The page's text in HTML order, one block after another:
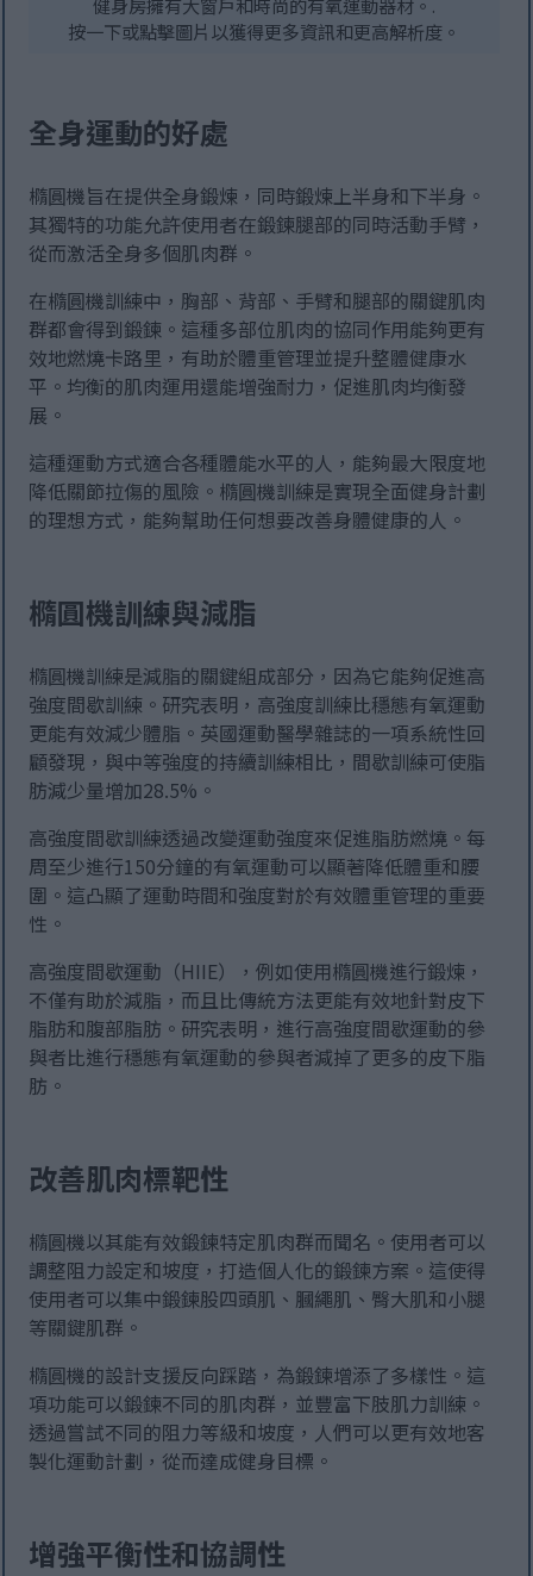
按一下或點擊圖片以獲得更多資訊和更高解析度。
全身運動的好處
橢圓機旨在提供全身鍛煉，同時鍛煉上半身和下半身。
其獨特的功能允許使用者在鍛鍊腿部的同時活動手臂，
從而激活全身多個肌肉群。
在橢圓機訓練中，胸部、背部、手臂和腿部的關鍵肌肉
群都會得到鍛鍊。這種多部位肌肉的協同作用能夠更有
效地燃燒卡路里，有助於體重管理並提升整體健康水
平。均衡的肌肉運用還能增強耐力，促進肌肉均衡發
展。
這種運動方式適合各種體能水平的人，能夠最大限度地
降低關節拉傷的風險。橢圓機訓練是實現全面健身計劃
的理想方式，能夠幫助任何想要改善身體健康的人。
橢圓機訓練與減脂
橢圓機訓練是減脂的關鍵組成部分，因為它能夠促進高
強度間歇訓練。研究表明，高強度訓練比穩態有氧運動
更能有效減少體脂。英國運動醫學雜誌的一項系統性回
顧發現，與中等強度的持續訓練相比，間歇訓練可使脂
肪減少量增加28.5%。
高強度間歇訓練透過改變運動強度來促進脂肪燃燒。每
周至少進行150分鐘的有氧運動可以顯著降低體重和腰
圍。這凸顯了運動時間和強度對於有效體重管理的重要
性。
高強度間歇運動（HIIE），例如使用橢圓機進行鍛煉，
不僅有助於減脂，而且比傳統方法更能有效地針對皮下
脂肪和腹部脂肪。研究表明，進行高強度間歇運動的參
與者比進行穩態有氧運動的參與者減掉了更多的皮下脂
肪。
改善肌肉標靶性
橢圓機以其能有效鍛鍊特定肌肉群而聞名。使用者可以
調整阻力設定和坡度，打造個人化的鍛鍊方案。這使得
使用者可以集中鍛鍊股四頭肌、膕繩肌、臀大肌和小腿
等關鍵肌群。
橢圓機的設計支援反向踩踏，為鍛鍊增添了多樣性。這
項功能可以鍛鍊不同的肌肉群，並豐富下肢肌力訓練。
透過嘗試不同的阻力等級和坡度，人們可以更有效地客
製化運動計劃，從而達成健身目標。
增強平衡性和協調性